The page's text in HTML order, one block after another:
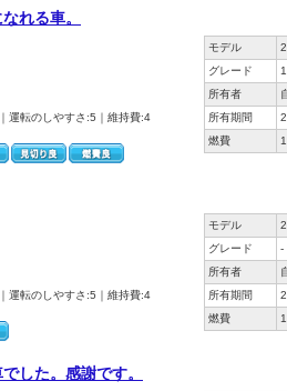
れる車。
運転のしやすさ:5｜維持費:4
モデル
グレード
所有者
所有期間
燃費
運転のしやすさ:5｜維持費:4
モデル
グレード
-
所有者
所有期間
燃費
した。感謝です。